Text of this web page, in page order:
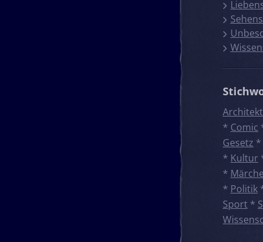
* Comic
Gesetz *
* Kultur
*
* Politik
Sport *